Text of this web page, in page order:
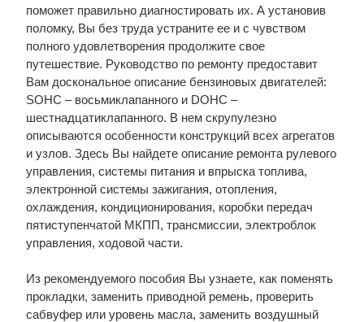
поможет правильно диагностировать их. А установив
поломку, Вы без труда устраните ее и с чувством
полного удовлетворения продолжите свое
путешествие. Руководство по ремонту предоставит
Вам доскональное описание бензиновых двигателей:
SOHC – восьмиклапанного и DOHC –
шестнадцатиклапанного. В нем скрупулезно
описываются особенности конструкций всех агрегатов
и узлов. Здесь Вы найдете описание ремонта рулевого
управления, системы питания и впрыска топлива,
электронной системы зажигания, отопления,
охлаждения, кондиционирования, коробки передач
пятиступенчатой МКПП, трансмиссии, электроблок
управления, ходовой части.
Из рекомендуемого пособия Вы узнаете, как поменять
прокладки, заменить приводной ремень, проверить
сабвуфер или уровень масла, заменить воздушный